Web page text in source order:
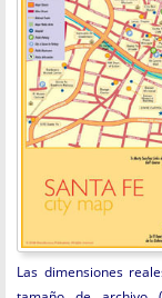
Las dimensiones